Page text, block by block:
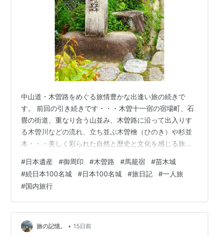
中山道・木曽路をめぐる旅情豊かな出逢い旅の続きで
す。 前回の引き続きです・・・木曽十一宿の宿場町、石
畳の街道、重なり合う山並み、木曽路に沿って出入りす
る木曽川などの流れ、立ち並ぶ木曽檜（ひのき）や杉並
木・・・美しく彩られた自然と歴史と文化を感じる旅で
Ｎｏ２８ 「木曽路はすべて山の中 ～山を守り 山に生き
る～」の旅。 電車の車窓から眺める出入りする中山道や
木曽川を楽しみ、途中の宿場町の駅を通り過ぎるたびに
「降りて歩けば良かったなぁ」と想う旅。 旅人として
は、贄川宿～馬籠宿までの ”木曽十一宿をめぐる旅の企
画” を次は考えてしまいます。 美しい石…
#日本遺産 #御周印 #木曽路 #馬籠宿 #苗木城
#続日本100名城 #日本100名城 #旅日記 #一人旅
#国内旅行
旅の記憶。 • 15日前